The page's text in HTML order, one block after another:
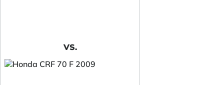
VS.